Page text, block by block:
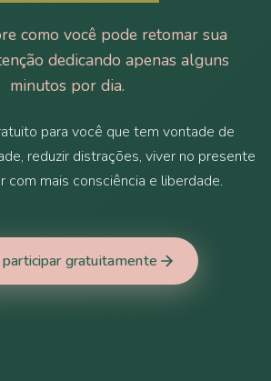
como você pode retomar sua
dedicando apenas alguns
minutos por dia.
para você que tem vontade de
reduzir distrações, viver no presente
com mais consciência e liberdade.
gratuitamente